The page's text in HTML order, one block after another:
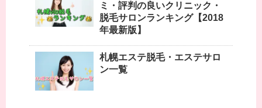
ミ・評判の良いクリニック・
脱毛サロンランキング【2018
年最新版】
札幌エステ脱毛・エステサロ
ン一覧